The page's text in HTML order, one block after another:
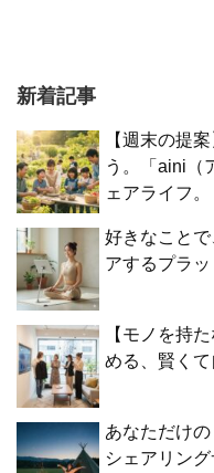
新着記事
【週末の提
う。「aini（
ェアライフ。
好きなこと
アするプラッ
【モノを持
める、賢くて
あなただけ
シェアリン